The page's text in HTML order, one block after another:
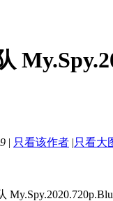
| 只看该作者 |只看大